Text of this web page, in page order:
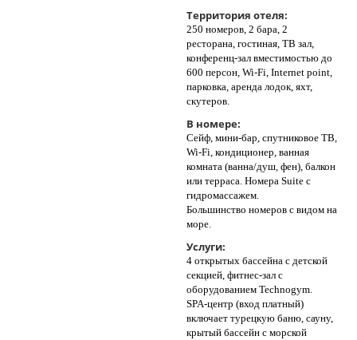
Территория отеля:
250 номеров, 2 бара, 2
ресторана, гостиная, ТВ зал,
конференц-зал вместимостью до
600 персон, Wi-Fi, Internet point,
парковка, аренда лодок, яхт,
скутеров.
В номере:
Сейф, мини-бар, спутниковое ТВ,
Wi-Fi, кондиционер, ванная
комната (ванна/душ, фен), балкон
или терраса. Номера Suite с
гидромассажем.
Большинство номеров с видом на
море.
Услуги:
4 открытых бассейна с детской
секцией, фитнес-зал с
оборудованием Technogym.
SPA-центр (вход платный)
включает турецкую баню, сауну,
крытый бассейн с морской